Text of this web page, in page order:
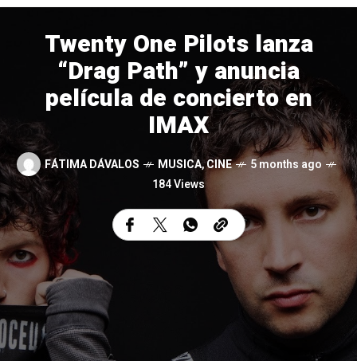
Twenty One Pilots lanza
“Drag Path” y anuncia
película de concierto en
IMAX
FÁTIMA DÁVALOS MUSICA,CINE
5 months ago
184 Views